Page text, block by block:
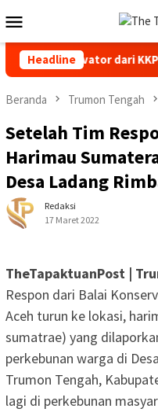
ke
kontenMobile
Headline
Excavator dari KKP
Beranda Trumon Tengah
Setelah Tim
Harimau
Desa Ladang
Redaksi
17 Maret 2022
TheTapaktuanPost |
Respon dari Balai
Aceh turun ke lokasi,
sumatrae) yang
perkebunan warga di
Trumon Tengah,
lagi di perkebunan